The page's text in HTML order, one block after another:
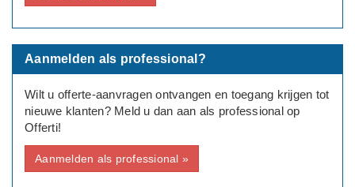
Aanmelden als professional?
Wilt u offerte-aanvragen ontvangen en toegang krijgen tot
nieuwe klanten? Meld u dan aan als professional op
Offerti!
Aanmelden als professional »